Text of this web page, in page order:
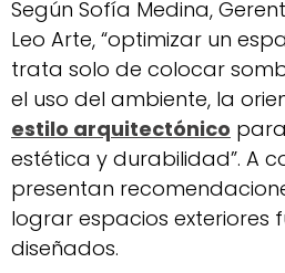
Según Sofía Medina,
Leo Arte, “optimizar un
trata solo de colocar
el uso del ambiente, la
estilo arquitectónico
estética y durabilidad”. A
presentan
lograr espacios exteriores
diseñados.